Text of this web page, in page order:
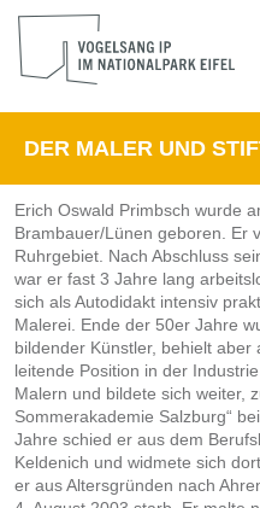
DER MALER UND
Erich Oswald Primbsch wurde
Brambauer/Lünen geboren. Er
Ruhrgebiet. Nach Abschluss
war er fast 3 Jahre lang
sich als Autodidakt intensiv
Malerei. Ende der 50er Jahre
bildender Künstler, behielt
leitende Position in der
Malern und bildete sich weiter,
Sommerakademie Salzburg“
Jahre schied er aus dem
Keldenich und widmete sich
er aus Altersgründen nach